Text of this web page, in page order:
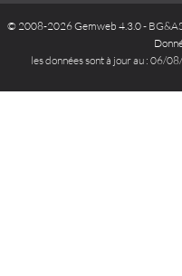
© 2008-2026 Gemweb 4.3.0-
les données sont à jour au : 06/